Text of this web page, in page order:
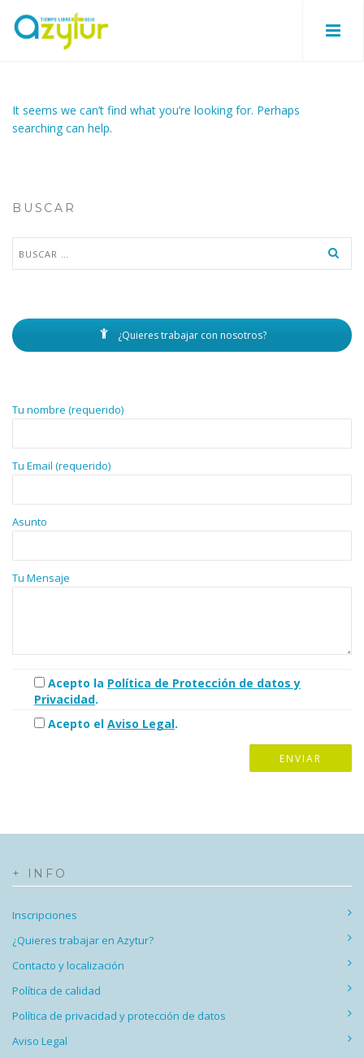
It seems we can’t find what you’re looking for. Perhaps
searching can help.
BUSCAR
¿Quieres trabajar con nosotros?
Tu nombre (requerido)
Tu Email (requerido)
Asunto
Tu Mensaje
Acepto la Política de Protección de datos y
Privacidad.
Acepto el Aviso Legal.
+ INFO
Inscripciones
¿Quieres trabajar en Azytur?
Contacto y localización
Política de calidad
Política de privacidad y protección de datos
Aviso Legal